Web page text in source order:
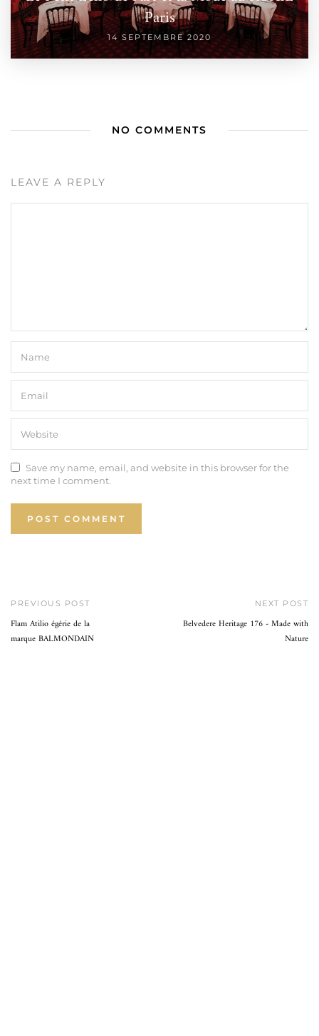
Paris
14 SEPTEMBRE 2020
NO COMMENTS
LEAVE A REPLY
Save my name, email, and website in this browser for the
next time I comment.
PREVIOUS POST
Flam Atilio égérie de la
marque BALMONDAIN
NEXT POST
Belvedere Heritage 176 - Made with
Nature